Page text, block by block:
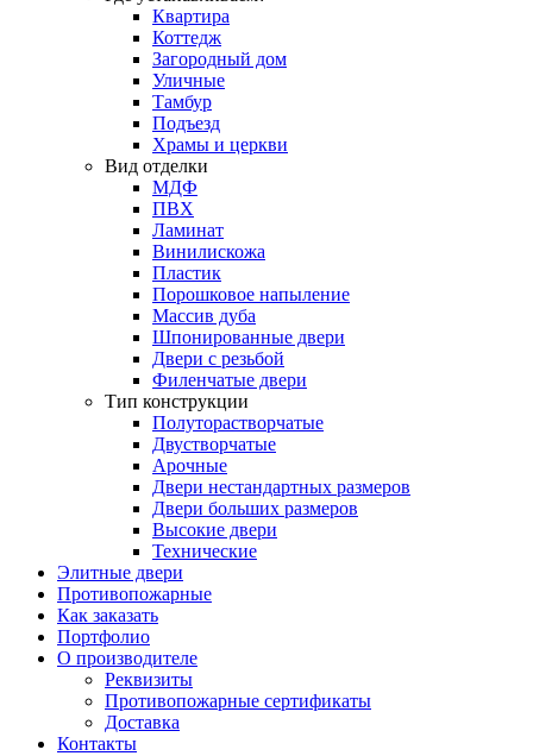
Квартира
Коттедж
Загородный дом
Уличные
Тамбур
Подъезд
Храмы и церкви
Вид отделки
МДФ
ПВХ
Ламинат
Винилискожа
Пластик
Порошковое напыление
Массив дуба
Шпонированные двери
Двери с резьбой
Филенчатые двери
Тип конструкции
Полуторастворчатые
Двустворчатые
Арочные
Двери нестандартных размеров
Двери больших размеров
Высокие двери
Технические
Элитные двери
Противопожарные
Как заказать
Портфолио
О производителе
Реквизиты
Противопожарные сертификаты
Доставка
Контакты